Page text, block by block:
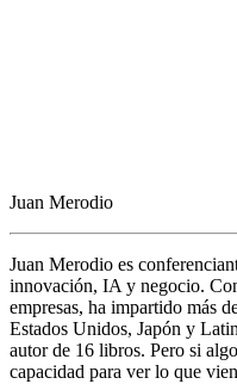
Juan Merodio
Juan Merodio es
innovación, IA y negocio.
empresas, ha impartido más
Estados Unidos, Japón y
autor de 16 libros. Pero si
capacidad para ver lo que